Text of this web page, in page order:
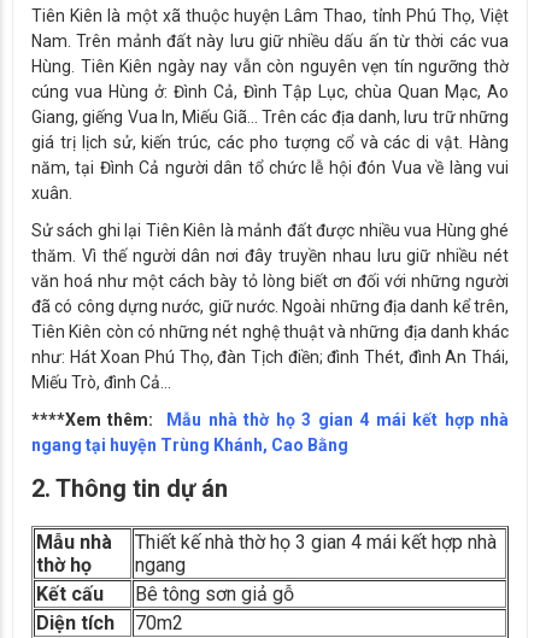
Tiên Kiên là một xã thuộc huyện Lâm Thao, tỉnh Phú Thọ, Việt
Nam. Trên mảnh đất này lưu giữ nhiều dấu ấn từ thời các vua
Hùng. Tiên Kiên ngày nay vẫn còn nguyên vẹn tín ngưỡng thờ
cúng vua Hùng ở: Đình Cả, Đình Tập Lục, chùa Quan Mạc, Ao
Giang, giếng Vua In, Miếu Giã… Trên các địa danh, lưu trữ những
giá trị lịch sử, kiến trúc, các pho tượng cổ và các di vật. Hàng
năm, tại Đình Cả người dân tổ chức lễ hội đón Vua về làng vui
xuân.
Sử sách ghi lại Tiên Kiên là mảnh đất được nhiều vua Hùng ghé
thăm. Vì thế người dân nơi đây truyền nhau lưu giữ nhiều nét
văn hoá như một cách bày tỏ lòng biết ơn đối với những người
đã có công dựng nước, giữ nước. Ngoài những địa danh kể trên,
Tiên Kiên còn có những nét nghệ thuật và những địa danh khác
như: Hát Xoan Phú Thọ, đàn Tịch điền; đình Thét, đình An Thái,
Miếu Trò, đình Cả…
****Xem thêm: Mẫu nhà thờ họ 3 gian 4 mái kết hợp nhà
ngang tại huyện Trùng Khánh, Cao Bằng
2. Thông tin dự án
Mẫu nhà
thờ họ
Thiết kế nhà thờ họ 3 gian 4 mái kết hợp nhà
ngang
Kết cấu
Bê tông sơn giả gỗ
Diện tích
70m2